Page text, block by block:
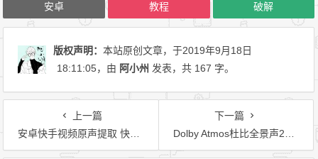
安卓 教程 破解
版权声明：本站原创文章，于2019年9月18日
18:11:05，由 阿小州 发表，共 167 字。
上一篇
安卓快手视频原声提取 快手作品背景音乐下载
下一篇
Dolby Atmos杜比全景声2019电脑版